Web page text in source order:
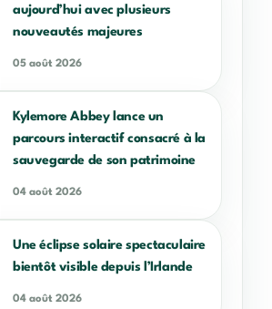
aujourd’hui avec plusieurs
nouveautés majeures
05 août 2026
Kylemore Abbey lance un
parcours interactif consacré à la
sauvegarde de son patrimoine
04 août 2026
Une éclipse solaire spectaculaire
bientôt visible depuis l’Irlande
04 août 2026